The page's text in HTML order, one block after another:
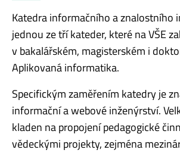
Katedra informačního a znalostního
jednou ze tří kateder, které na VŠE
v bakalářském, magisterském i
Aplikovaná informatika.
Specifickým zaměřením katedry je
informační a webové inženýrství.
kladen na propojení pedagogické
vědeckými projekty, zejména